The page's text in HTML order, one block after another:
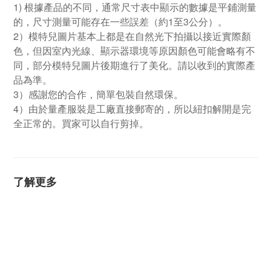
1) 根據產品的不同，通常尺寸表中顯示的數據是平鋪測量
的，尺寸測量可能存在一些誤差（約1至3公分）。
2）模特兒圖片基本上都是在自然光下拍攝以接近實際顏
色，但因室內光線、顯示器環境等原因顏色可能會略有不
同，部分模特兒圖片後期進行了美化。請以收到的實際產
品為準。
3）感謝您的合作，簡單包裝自然環保。
4）由於量產服裝是工廠直接郵寄的，所以紐扣解開是完
全正常的。買家可以自行剪掉。
了解更多